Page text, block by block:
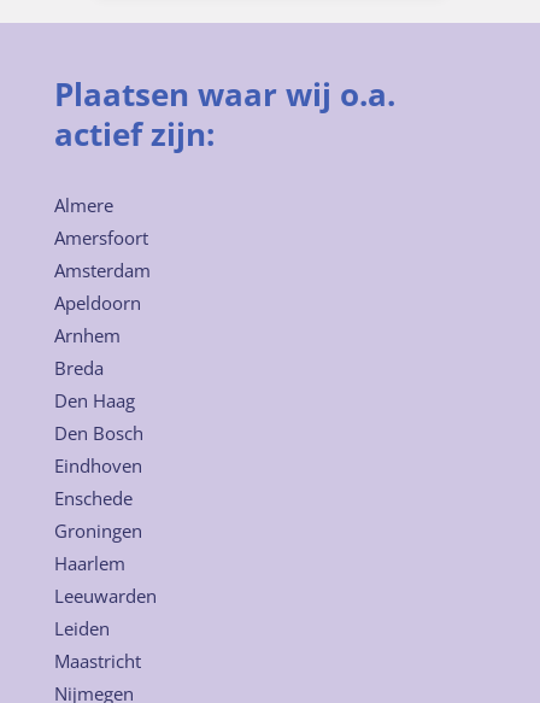
Plaatsen waar wij o.a.
actief zijn:
Almere
Amersfoort
Amsterdam
Apeldoorn
Arnhem
Breda
Den Haag
Den Bosch
Eindhoven
Enschede
Groningen
Haarlem
Leeuwarden
Leiden
Maastricht
Nijmegen